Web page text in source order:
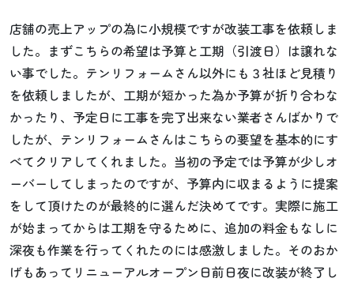
店舗の売上アップの為に小規模ですが改装工事を依頼しま
した。まずこちらの希望は予算と工期（引渡日）は譲れな
い事でした。テンリフォームさん以外にも３社ほど見積り
を依頼しましたが、工期が短かった為か予算が折り合わな
かったり、予定日に工事を完了出来ない業者さんばかりで
したが、テンリフォームさんはこちらの要望を基本的にす
べてクリアしてくれました。当初の予定では予算が少しオ
ーバーしてしまったのですが、予算内に収まるように提案
をして頂けたのが最終的に選んだ決めてです。実際に施工
が始まってからは工期を守るために、追加の料金もなしに
深夜も作業を行ってくれたのには感激しました。そのおか
げもあってリニューアルオープン日前日夜に改装が終了し